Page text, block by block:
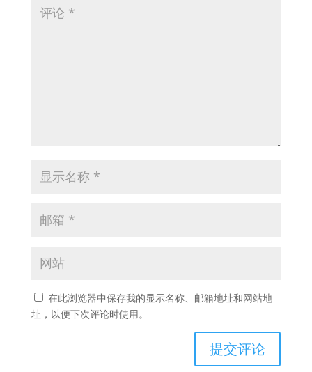
在此浏览器中保存我的显示名称、邮箱地址和网站地
址，以便下次评论时使用。